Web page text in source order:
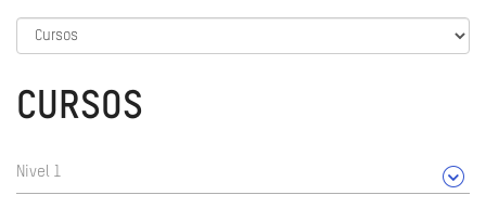
CURSOS
Nivel 1